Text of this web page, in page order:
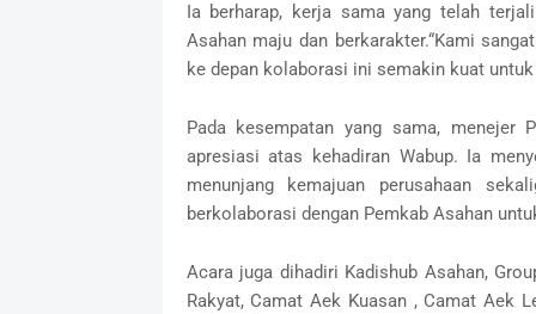
Ia berharap, kerja sama yang telah
Asahan maju dan berkarakter.“Kami
ke depan kolaborasi ini semakin kuat
Pada kesempatan yang sama, menejer
apresiasi atas kehadiran Wabup. Ia
menunjang kemajuan perusahaan
berkolaborasi dengan Pemkab Asahan
Acara juga dihadiri Kadishub Asahan,
Rakyat, Camat Aek Kuasan , Camat Aek